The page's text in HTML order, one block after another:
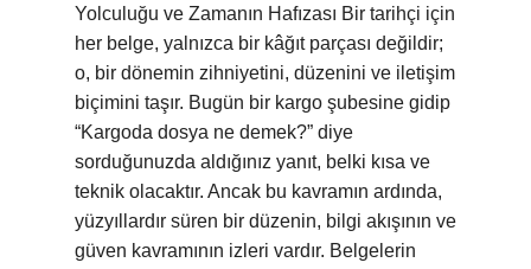
Yolculuğu ve Zamanın Hafızası Bir tarihçi için
her belge, yalnızca bir kâğıt parçası değildir;
o, bir dönemin zihniyetini, düzenini ve iletişim
biçimini taşır. Bugün bir kargo şubesine gidip
“Kargoda dosya ne demek?” diye
sorduğunuzda aldığınız yanıt, belki kısa ve
teknik olacaktır. Ancak bu kavramın ardında,
yüzyıllardır süren bir düzenin, bilgi akışının ve
güven kavramının izleri vardır. Belgelerin